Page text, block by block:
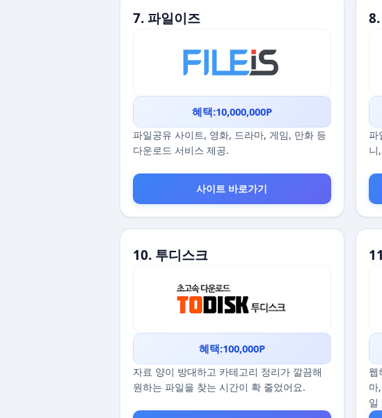
7. 파일이즈
혜택:10,000,000P
파일공유 사이트, 영화, 드라마, 게임, 만화 등
다운로드 서비스 제공.
사이트 바로가기
파
니
10. 투디스크
혜택:100,000P
자료 양이 방대하고 카테고리 정리가 깔끔해
원하는 파일을 찾는 시간이 확 줄었어요.
웹
마
일